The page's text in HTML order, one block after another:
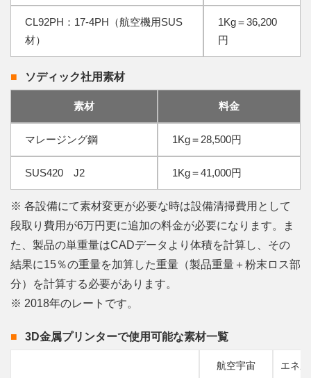
CL92PH：17-4PH（航空機用SUS
材）
1Kg＝36,200
円
ソディック社用素材
素材 料金
マレージング鋼 1Kg＝28,500円
SUS420 J2 1Kg＝41,000円
※ 各設備にて素材変更が必要な時は設備清掃費用として
段取り費用が6万円更に追加の料金が必要になります。
ま
た、製品の単重量はCADデータより体積を計算し、その
結果に15％の重量を加算した重量（製品重量＋粉末ロス部
分）を計算する必要があります。
※ 2018年のレートです。
3D金属プリンターで使用可能な素材一覧
航空宇宙 エネ